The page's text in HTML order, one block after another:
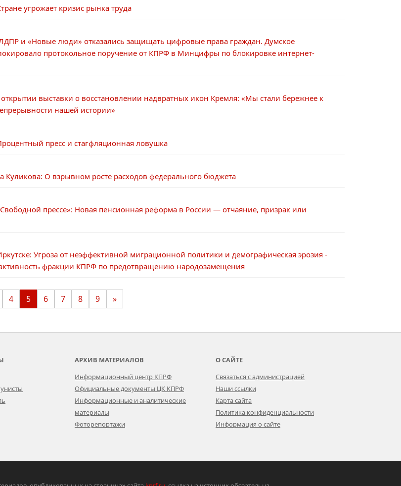
угрожает кризис рынка труда
и «Новые люди» отказались защищать цифровые права граждан. Думское
протокольное поручение от КПРФ в Минцифры по блокировке интернет-
выставки о восстановлении надвратных икон Кремля: «Мы стали бережнее к
нашей истории»
пресс и стагфляционная ловушка
Куликова: О взрывном росте расходов федерального бюджета
прессе»: Новая пенсионная реформа в России — отчаяние, призрак или
Угроза от неэффективной миграционной политики и демографическая эрозия -
фракции КПРФ по предотвращению народозамещения
4 5 6 7 8 9 »
АРХИВ МАТЕРИАЛОВ
Информационный центр КПРФ
Официальные документы ЦК КПРФ
Информационные и аналитические
материалы
Фоторепортажи
О САЙТЕ
Связаться с администрацией
Наши ссылки
Карта сайта
Политика конфиденциальности
Информация о сайте